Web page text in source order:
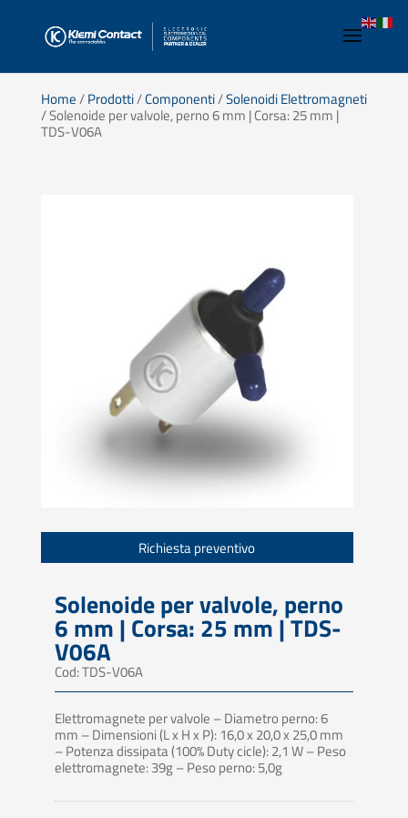
Home/Prodotti/Componenti/Solenoidi Elettromagneti
/ Solenoide per valvole, perno 6 mm | Corsa: 25 mm |
TDS-V06A
Richiesta preventivo
Solenoide per valvole, perno
6 mm | Corsa: 25 mm | TDS-
V06A
Cod: TDS-V06A
Elettromagnete per valvole – Diametro perno: 6
mm – Dimensioni (L x H x P): 16,0 x 20,0 x 25,0 mm
– Potenza dissipata (100% Duty cicle): 2,1 W – Peso
elettromagnete: 39g – Peso perno: 5,0g